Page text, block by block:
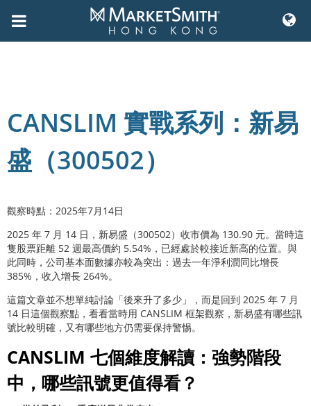
CANSLIM 實戰系列：新易
盛（300502）
觀察時點：2025年7月14日
2025 年 7 月 14 日，新易盛（300502）收市價為 130.90 元。當時這
隻股票距離 52 週最高價約 5.54%，已經處於較接近新高的位置。與
此同時，公司基本面數據亦較為突出：過去一年淨利潤同比增長
385%，收入增長 264%。
這篇文章並不想單純討論「後來升了多少」，而是回到 2025 年 7 月
14 日這個觀察點，看看當時用 CANSLIM 框架觀察，新易盛有哪些訊
號比較明確，又有哪些地方仍需要保持警惕。
CANSLIM 七個維度解讀：強勢階段
中，哪些訊號更值得看？